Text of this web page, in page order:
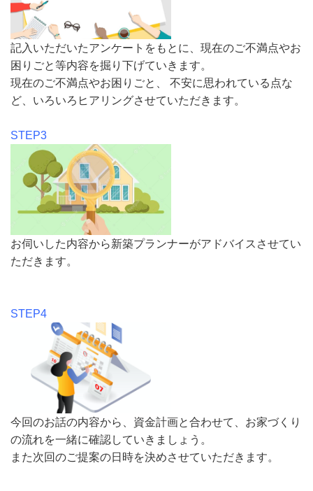
記入いただいたアンケートをもとに、現在のご不満点やお
困りごと等内容を掘り下げていきます。
現在のご不満点やお困りごと、 不安に思われている点な
ど、いろいろヒアリングさせていただきます。
STEP3
お伺いした内容から新築プランナーがアドバイスさせてい
ただきます。
STEP4
今回のお話の内容から、資金計画と合わせて、お家づくり
の流れを一緒に確認していきましょう。
また次回のご提案の日時を決めさせていただきます。